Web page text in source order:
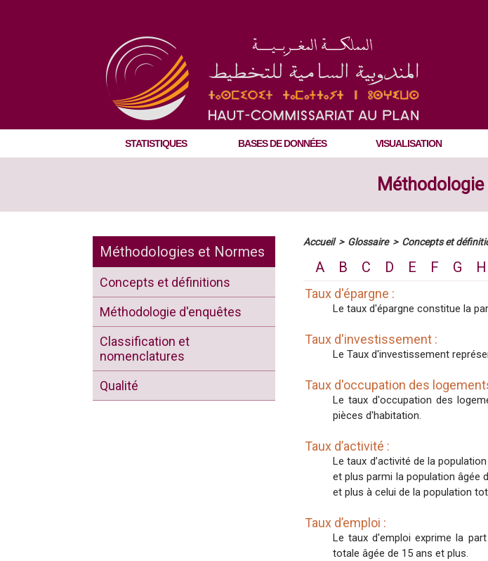
STATISTIQUES BASES DE DONNÉES VISUALISATION
Méthodologies et Normes
Concepts et définitions
Méthodologie d'enquêtes
Classification et
nomenclatures
Qualité
Accueil > Glossaire > Concepts et
A B C D E F G H
Taux d'épargne :
Le taux d'épargne constitue la
Taux d'investissement :
Le Taux d'investissement
Taux d'occupation des
Le taux d'occupation des
pièces d'habitation.
Taux d’activité :
Le taux d’activité de la
et plus parmi la population âgée
et plus à celui de la population
Taux d’emploi :
Le taux d'emploi exprime la
totale âgée de 15 ans et plus.